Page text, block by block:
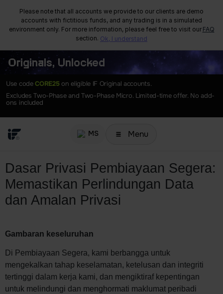
Please note that all accounts we provide to our clients are demo
accounts with fictitious funds, and any trading is in a simulated
environment only. For more information, please feel free to visit our FAQ
section. Ok, I understand
Originals, Unlocked
Use codeCORE25on eligible IF Original accounts.
Excludes Two-Phase and Two-Phase Micro. Limited-time offer. No add-
ons included
MS Menu
Dasar Privasi Pembiayaan Segera:
Memastikan Perlindungan Data
dan Amalan Privasi
Gambaran keseluruhan
Di Pembiayaan Segera, kami berbangga untuk
mengekalkan tahap keselamatan, ketelusan dan integriti
tertinggi dalam kerja kami, dan mengiktiraf kepentingan
untuk melindungi dan menghormati maklumat peribadi